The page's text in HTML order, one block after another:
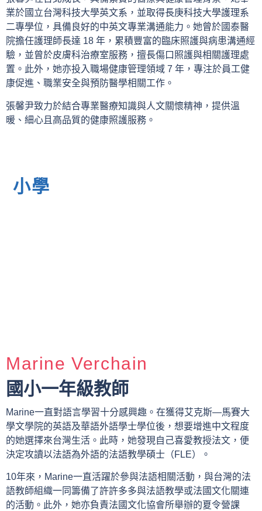
業於國立台灣科技大學英文系，並取得長庚科技大學護理系
二專學位，具備良好的中英文專業溝通能力。她曾於國泰醫
院擔任護理師長達 18 年，累積豐富的臨床照護與病患溝通經
驗，並曾於皮膚科治療室服務，擅長傷口照護與相關護理處
置。此外，她亦投入職場健康管理領域 7 年，專注於員工健
康促進、職業安全與預防醫學相關工作。
張馨尹致力於結合專業醫療知識與人文關懷精神，提供溫
暖、細心且高品質的健康照護服務。
小學
Marine Verchain
國小一年級教師
Marine一直對語言學習十分感興趣。在獲得艾克斯—馬賽大
學文學院的英語及華語外語學士學位後，想要增進中文程度
的她選擇來台灣生活。此時，她發現自己喜愛教授法文，便
決定攻讀以法語為外語的法語教學碩士（FLE）。
10年來，Marine一直活躍於參與法語相關活動，與台灣的法
語教師組織一同籌備了許許多多與法語教學或法國文化關連
的活動。此外，她亦負責法國文化協會所舉辦的夏令營課